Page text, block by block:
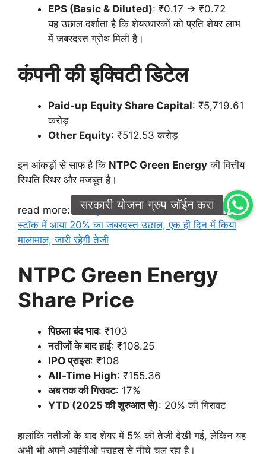
EPS (Basic & Diluted): ₹0.17 → ₹0.72
यह उछाल दर्शाता है कि शेयरधारकों को प्रति शेयर लाभ
में जबरदस्त ग्रोथ मिली है।
कंपनी की इक्विटी डिटेल
Paid-up Equity Share Capital: ₹5,719.61
करोड़
Other Equity: ₹512.53 करोड़
इन आंकड़ों से साफ है कि NTPC Green Energy की वित्तीय
स्थिति स्थिर और मजबूत है।
read more:
Newgen Software Share Price: IT
स्टॉक में आया 20% का जबरदस्त उछाल, एक ही दिन में किया
मालामाल, जारी रहेगी तेजी
NTPC Green Energy
Share Price
पिछला बंद भाव: ₹103
नतीजों के बाद हाई: ₹108.25
IPO प्राइस: ₹108
All-Time High: ₹155.36
अब तक की गिरावट: 17%
YTD (2025 की शुरुआत से): 20% की गिरावट
हालांकि नतीजों के बाद शेयर में 5% की तेजी देखी गई, लेकिन यह
अभी भी अपने आईपीओ प्राइस से नीचे चल रहा है।